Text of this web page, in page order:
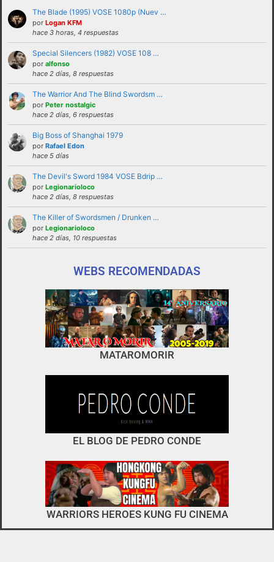
personal con otros usuarios.Estas deben ser
solucionadas en privado y no haciendo
partícipes al resto de personas del foro.
No revelar ni hacer público en el foro la
identidad o datos personales de ningún
participante sin su consentimiento, como por
ejemplo direcciones de email, ip’s externas,
etc
No enviar a los foros mensajes repetitivos
En el Lenguaje web, escribir con letras
mayusculas equivale a gritar, si no es esa su
intención sugerimos que lo evite.
Cualquier usuario que altere el buen
funcionamiento del foro mediante reiteradas
quejas, desprecio a los moderadores y/o a la
administración o las normas de uso del foro
no es el típico de «llegar,
descargar y pirarse».
interactuar e integrarse
The Blade (1995) VOSE 1080p (Nuev …
por Logan KFM
hace 3 horas, 4 respuestas
Special Silencers (1982) VOSE 108 …
por alfonso
hace 2 días, 8 respuestas
The Warrior And The Blind Swordsm …
por Peter nostalgic
hace 2 días, 6 respuestas
Big Boss of Shanghai 1979
por Rafael Edon
hace 5 días
The Devil's Sword 1984 VOSE Bdrip …
por Legionarioloco
hace 2 días, 8 respuestas
The Killer of Swordsmen / Drunken …
por Legionarioloco
hace 2 días, 10 respuestas
WEBS RECOMENDADAS
MATAROMORIR
EL BLOG DE PEDRO CONDE
WARRIORS HEROES KUNG FU CINEMA